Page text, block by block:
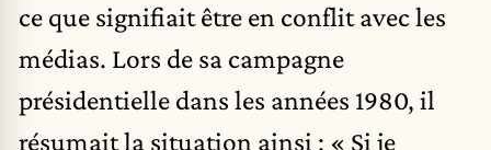
ce que signifiait être en conflit avec les
médias. Lors de sa campagne
présidentielle dans les années 1980, il
résumait la situation ainsi : « Si je